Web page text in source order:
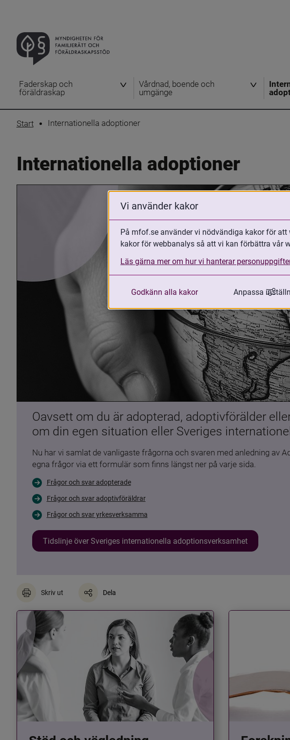
Faderskap och
föräldraskap
Vårdnad, boende och
umgänge
Start Internationella adoptioner
Internationella adoptioner
Oavsett om du är adopterad, adoptivförälder
om din egen situation eller Sveriges
Nu har vi samlat de vanligaste frågorna och svaren med anledning av
egna frågor via ett formulär som finns längst ner på varje sida.
Frågor och svar adopterade
Frågor och svar adoptivföräldrar
Frågor och svar yrkesverksamma
Tidslinje över Sveriges internationella adoptionsverksamhet
Skriv ut Dela
Vi använder kakor
På mfof.se använder vi nödvändiga kakor för
kakor för webbanalys så att vi kan förbättra vår
Läs gärna mer om hur vi hanterar
Godkänn alla kakor Anpassa